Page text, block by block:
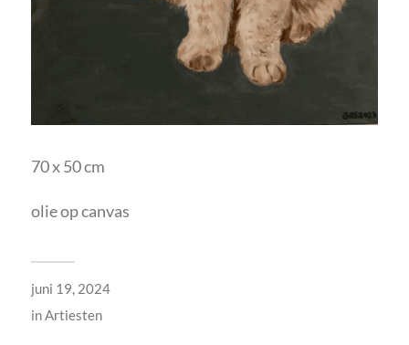
70 x 50 cm
olie op canvas
juni 19, 2024
inArtiesten